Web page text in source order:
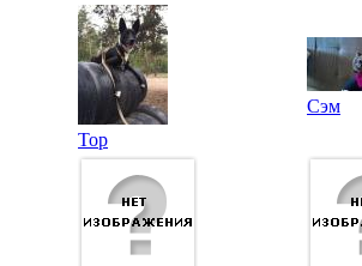
Тор
Сэм